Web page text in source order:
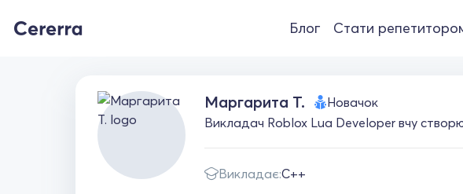
Блог Стати
Маргарита Т.
Новачок
Викладач Roblox Lua Developer вчу
Викладає:C++